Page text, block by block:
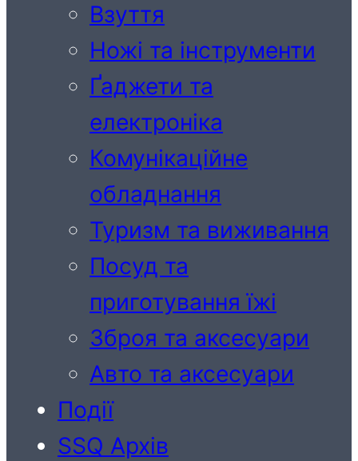
Взуття
Ножі та інструменти
Ґаджети та
електроніка
Комунікаційне
обладнання
Туризм та виживання
Посуд та
приготування їжі
Зброя та аксесуари
Авто та аксесуари
Події
SSQ Архів